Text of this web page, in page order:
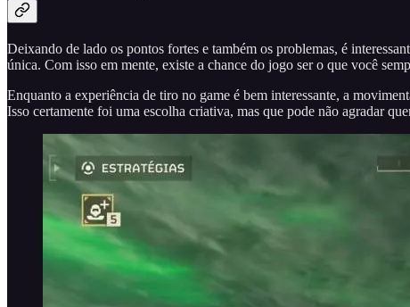
Deixando de lado os pontos fortes e também os problemas, é
única. Com isso em mente, existe a chance do jogo ser o que você
Enquanto a experiência de tiro no game é bem interessante, a
Isso certamente foi uma escolha criativa, mas que pode não agradar